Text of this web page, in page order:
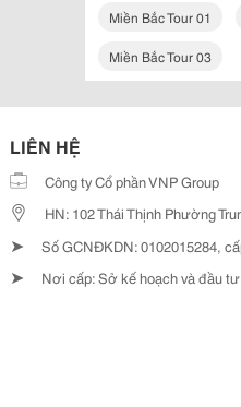
Miền Bắc Tour 01
Miền Bắc Tour 03
LIÊN HỆ
Công ty Cổ phần VNP Group
HN: 102 Thái Thịnh Phường
➤ Số GCNĐKDN: 0102015284,
➤ Nơi cấp: Sở kế hoạch và đầu